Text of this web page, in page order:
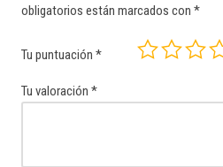
obligatorios están marcados con *
Tu puntuación *
Tu valoración *